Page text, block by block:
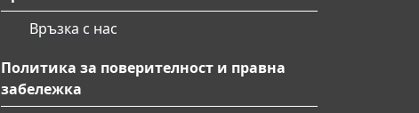
Връзка с нас
Политика за поверителност и правна
забележка